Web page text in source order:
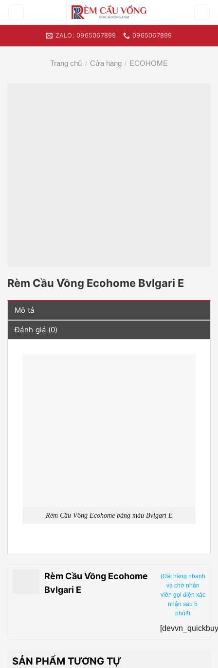
ZALO: 0965067899 0965067899
Trang chủ / Cửa hàng / ECOHOME
Rèm Cầu Vồng Ecohome Bvlgari E
Mô tả
Đánh giá (0)
Rèm Cầu Vồng Ecohome bảng màu Bvlgari E
Rèm Cầu Vồng Ecohome
Bvlgari E
(Đặt hàng nhanh
và chờ nhân
viên gọi điện xác
nhận sau 5
phút!)
SẢN PHẨM TƯƠNG TỰ